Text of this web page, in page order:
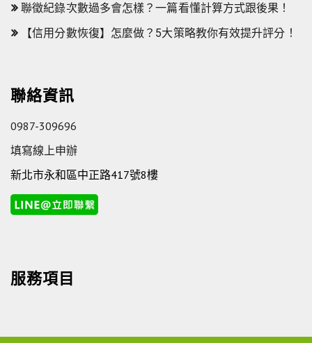
聯徵紀錄次數過多會怎樣？一篇看懂計算方式跟後果！
【信用分數恢復】怎麼做？5大策略教你有效提升評分！
聯絡資訊
0987-309696
填寫線上申辦
新北市永和區中正路417號8樓
服務項目